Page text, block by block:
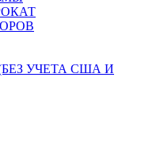
УЧЕТА США И